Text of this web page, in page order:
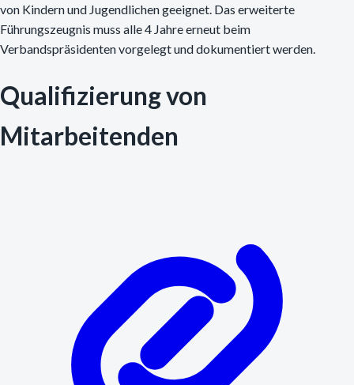
von Kindern und Jugendlichen geeignet. Das erweiterte
Führungszeugnis muss alle 4 Jahre erneut beim
Verbandspräsidenten vorgelegt und dokumentiert werden.
Qualifizierung von
Mitarbeitenden